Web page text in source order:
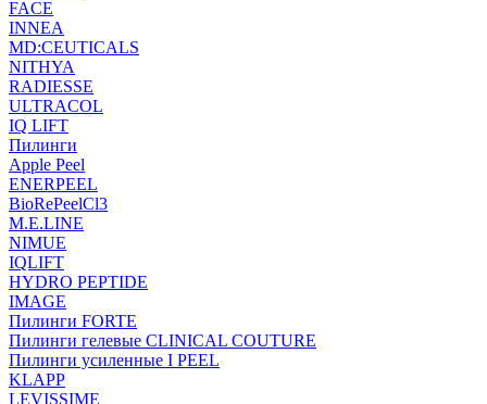
FACE
INNEA
MD:CEUTICALS
NITHYA
RADIESSE
ULTRACOL
IQ LIFT
Пилинги
Apple Peel
ENERPEEL
BioRePeelCl3
M.E.LINE
NIMUE
IQLIFT
HYDRO PEPTIDE
IMAGE
Пилинги FORTE
Пилинги гелевые CLINICAL COUTURE
Пилинги усиленные I PEEL
KLAPP
LEVISSIME